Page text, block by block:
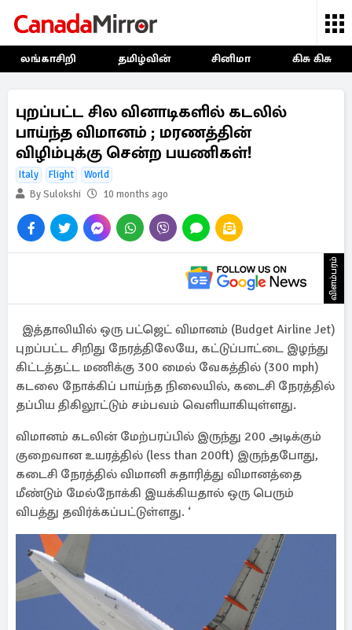
லங்காசிறி தமிழ்வின் சினிமா கிசு கிசு
புறப்பட்ட சில வினாடிகளில் கடலில்
பாய்ந்த விமானம் ; மரணத்தின்
விழிம்புக்கு சென்ற பயணிகள்!
Italy Flight
World
By Sulokshi
10 months ago
விளம்பரம்
இத்தாலியில் ஒரு பட்ஜெட் விமானம் (Budget Airline Jet)
புறப்பட்ட சிறிது நேரத்திலேயே, கட்டுப்பாட்டை இழந்து
கிட்டத்தட்ட மணிக்கு 300 மைல் வேகத்தில் (300 mph)
கடலை நோக்கிப் பாய்ந்த நிலையில், கடைசி நேரத்தில்
தப்பிய திகிலூட்டும் சம்பவம் வெளியாகியுள்ளது.
விமானம் கடலின் மேற்பரப்பில் இருந்து 200 அடிக்கும்
குறைவான உயரத்தில் (less than 200ft) இருந்தபோது,
கடைசி நேரத்தில் விமானி சுதாரித்து விமானத்தை
மீண்டும் மேல்நோக்கி இயக்கியதால் ஒரு பெரும்
விபத்து தவிர்க்கப்பட்டுள்ளது. ‘